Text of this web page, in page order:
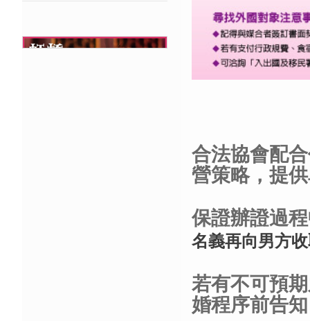
合法協會配
營策略，提
保證辦證過
名義再向男方
若有不可預
婚程序前告